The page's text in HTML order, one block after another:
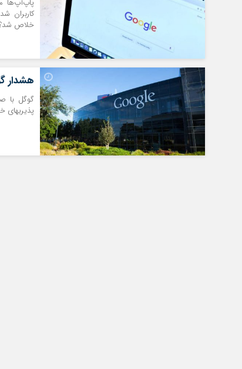
پاپ‌آپ‌ها
کاربران
خلاص
هشدار
گوگل با
پذیریهای